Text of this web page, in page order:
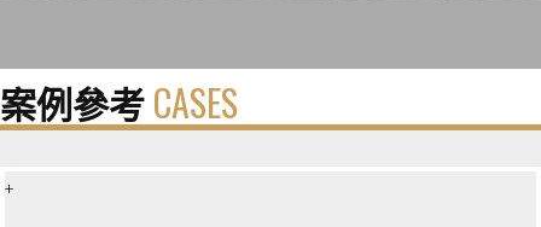
案例參考CASES
+